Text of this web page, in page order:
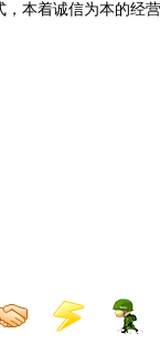
本着诚信为本的经